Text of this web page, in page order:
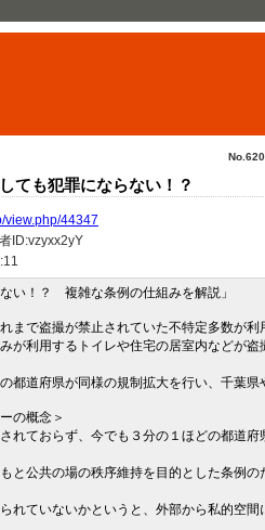
ても犯罪にならない！？
view.php/44347
ID:vzyxx2yY
い！？ 複雑な条例の仕組みを解説」
まで盗撮が禁止されていた不特定多数が
が利用するトイレや住宅の居室内などが
都道府県が同様の規制拡大を行い、千葉県
の概念＞
れておらず、今でも３分の１ほどの都道
と公共の場の秩序維持を目的とした条例
れていないかというと、外部から私的空